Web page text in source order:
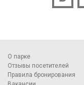
О парке
Отзывы посетителей
Правила бронирования